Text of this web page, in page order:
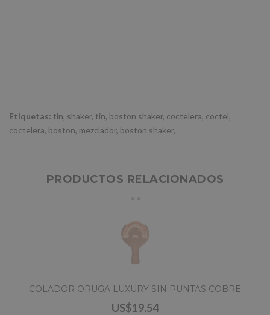
Etiquetas: tin, shaker, tin, boston shaker, coctelera, coctel,
coctelera, boston, mezclador, boston shaker,
PRODUCTOS RELACIONADOS
COLADOR ORUGA LUXURY SIN PUNTAS COBRE
US$19.54